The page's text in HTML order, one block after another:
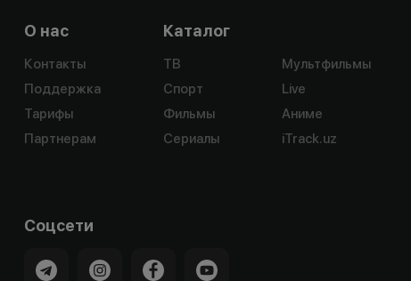
О нас
Контакты
Поддержка
Тарифы
Партнерам
Каталог
ТВ
Спорт
Фильмы
Сериалы
Мультфильмы
Live
Аниме
iTrack.uz
Соцсети